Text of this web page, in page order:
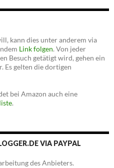
kann dies unter anderem via
Link folgen. Von jeder
Besuch getätigt wird, gehen ein
Es gelten die dortigen
bei Amazon auch eine
.
VIA PAYPAL
des Anbieters.